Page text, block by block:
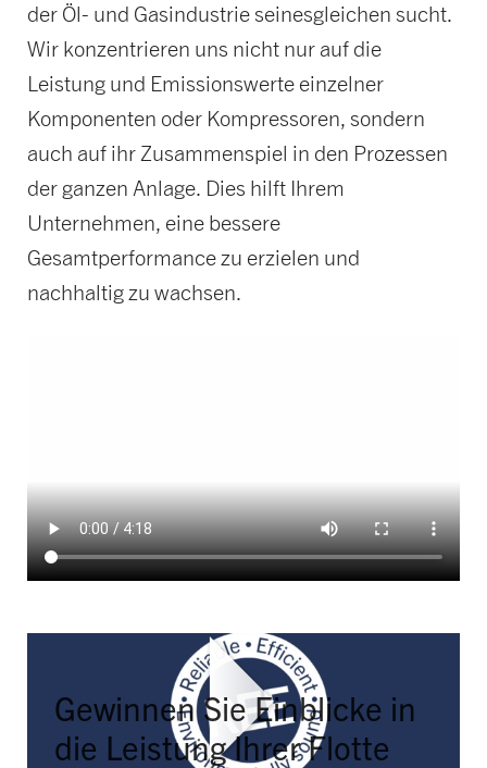
der Öl- und Gasindustrie seinesgleichen sucht.
Wir konzentrieren uns nicht nur auf die
Leistung und Emissionswerte einzelner
Komponenten oder Kompressoren, sondern
auch auf ihr Zusammenspiel in den Prozessen
der ganzen Anlage. Dies hilft Ihrem
Unternehmen, eine bessere
Gesamtperformance zu erzielen und
nachhaltig zu wachsen.
Gewinnen Sie Einblicke in
die Leistung Ihrer Flotte